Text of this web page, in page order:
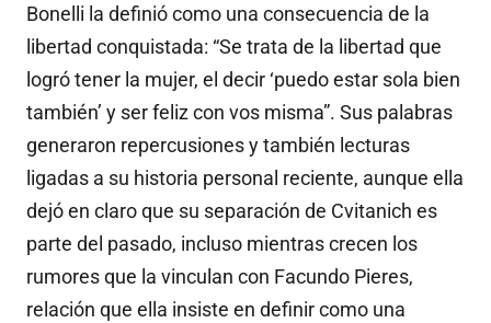
Bonelli la definió como una consecuencia de la
libertad conquistada: “Se trata de la libertad que
logró tener la mujer, el decir ‘puedo estar sola bien
también’ y ser feliz con vos misma”. Sus palabras
generaron repercusiones y también lecturas
ligadas a su historia personal reciente, aunque ella
dejó en claro que su separación de Cvitanich es
parte del pasado, incluso mientras crecen los
rumores que la vinculan con Facundo Pieres,
relación que ella insiste en definir como una